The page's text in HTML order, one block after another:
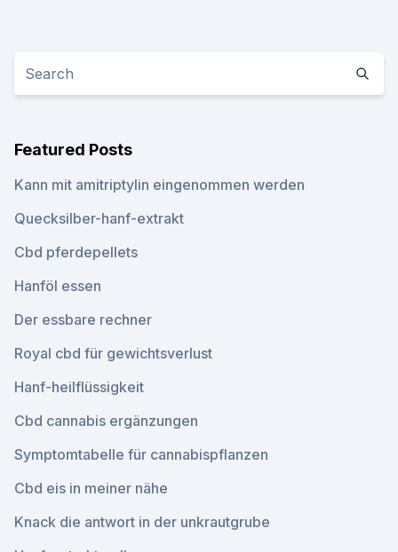
Featured Posts
Kann mit amitriptylin eingenommen werden
Quecksilber-hanf-extrakt
Cbd pferdepellets
Hanföl essen
Der essbare rechner
Royal cbd für gewichtsverlust
Hanf-heilflüssigkeit
Cbd cannabis ergänzungen
Symptomtabelle für cannabispflanzen
Cbd eis in meiner nähe
Knack die antwort in der unkrautgrube